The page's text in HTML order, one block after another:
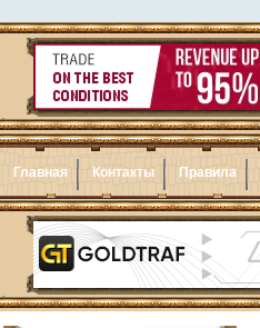
Главная Контакты Правила